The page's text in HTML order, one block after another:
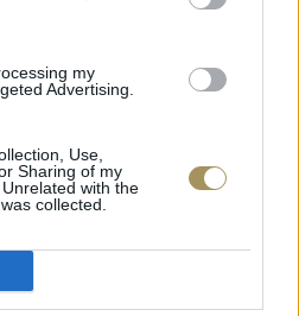
my
Advertising.
Use,
Sharing of my
with the
collected.